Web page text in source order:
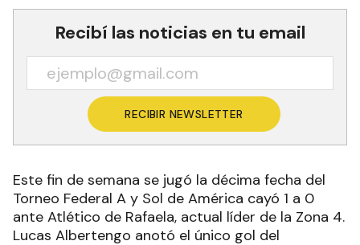
Recibí las noticias en tu email
RECIBIR NEWSLETTER
Este fin de semana se jugó la décima fecha del
Torneo Federal A y Sol de América cayó 1 a 0
ante Atlético de Rafaela, actual líder de la Zona 4.
Lucas Albertengo anotó el único gol del